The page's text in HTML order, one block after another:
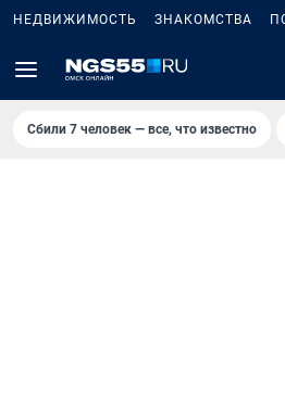
НЕДВИЖИМОСТЬ ЗНАКОМСТВА
Сбили 7 человек — все, что известно